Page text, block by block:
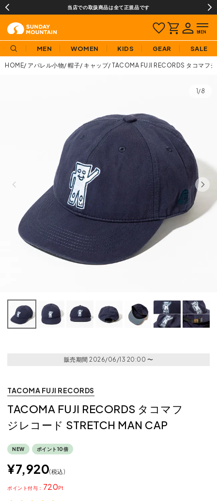
当店での取扱商品は全て正規品です
MEN WOMEN KIDS GEAR SALE
HOME アパレル小物 帽子 キャップ TACOMA FUJI RECORDS タコマフ
1/8
販売期間 2026/06/13 20:00 〜
TACOMA FUJI RECORDS
TACOMA FUJI RECORDS タコマフ
ジレコード STRETCH MAN CAP
NEW ポイント10倍
¥7,920 税込
720
ポイント